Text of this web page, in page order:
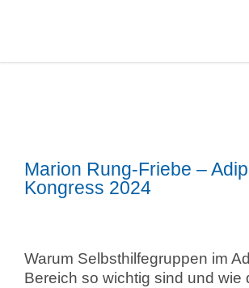
Marion Rung-Friebe –
Kongress 2024
Warum Selbsthilfegruppen im
Bereich so wichtig sind und wie